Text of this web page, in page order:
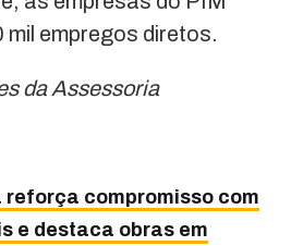
mil empregos diretos.
da Assessoria
reforça compromisso com
e destaca obras em